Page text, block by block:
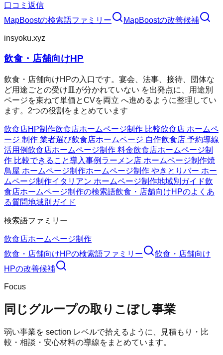
口コミ返信
MapBoostの検索語ファミリー MapBoostの改善候補
insyoku.xyz
飲食・店舗向けHP
飲食・店舗向けHPの入口です。宴会、法事、接待、団体な
ど用途ごとの受け皿が分かれていない を出発点に、用途別
ページを束ねて単価とCVを両立 へ進めるように整理してい
ます。2つの役割をまとめています
飲食店HP制作飲食店ホームページ制作 比較飲食店 ホームペ
ージ 制作 業者選び飲食店ホームページ 自作飲食店 予約導線
活用例飲食店ホームページ制作 料金飲食店ホームページ制
作 比較できること導入事例 ラーメン店 ホームページ制作焼
鳥屋 ホームページ制作ホームページ制作 やきとり バー ホー
ムページ制作イタリアン ホームページ制作地域別ガイド飲
食店ホームページ制作の検索語飲食・店舗向けHPのよくあ
る質問地域別ガイド
検索語ファミリー
飲食店ホームページ制作
飲食・店舗向けHPの検索語ファミリー
飲食・店舗向け
HPの改善候補
Focus
同じグループの取りこぼし事業
弱い事業を section レベルで拾えるように、見積もり・比
較・相談・安心材料の導線をまとめています。